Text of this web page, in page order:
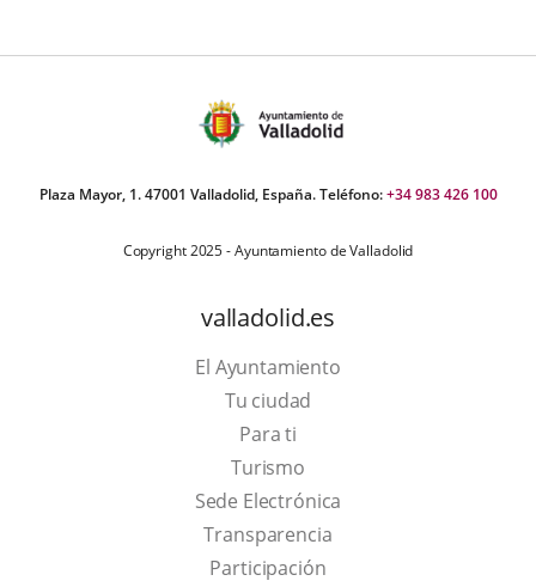
Plaza Mayor, 1. 47001 Valladolid, España. Teléfono:+34 983 426 100
Copyright 2025 - Ayuntamiento de Valladolid
valladolid.es
El Ayuntamiento
Tu ciudad
Para ti
TurismoThis
link
will
open
Sede Electrónica
Transparencia
Participación